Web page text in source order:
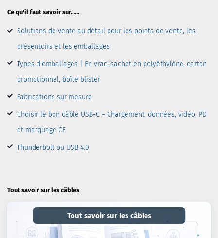
Ce qu'il faut savoir sur……
Solutions de vente au détail pour les points de vente, les
présentoirs et les emballages
Types d'emballages | En vrac, sachet en polyéthylène, carton
promotionnel, boîte blister
Fabrications sur mesure
Choisir le bon câble USB-C – Chargement, données, vidéo, PD
et marquage CE
Thunderbolt ou USB 4.0
Tout savoir sur les câbles
Tout savoir sur les câbles